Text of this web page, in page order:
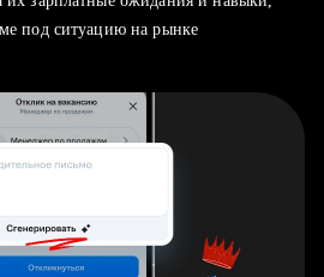
под ситуацию на рынке